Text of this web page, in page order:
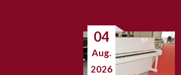
04
Aug.
2026